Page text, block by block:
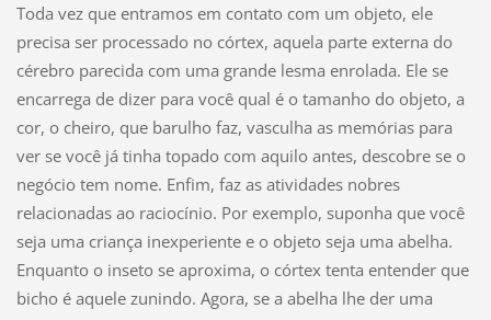
Toda vez que entramos em contato com um objeto, ele
precisa ser processado no córtex, aquela parte externa do
cérebro parecida com uma grande lesma enrolada. Ele se
encarrega de dizer para você qual é o tamanho do objeto, a
cor, o cheiro, que barulho faz, vasculha as memórias para
ver se você já tinha topado com aquilo antes, descobre se o
negócio tem nome. Enfim, faz as atividades nobres
relacionadas ao raciocínio. Por exemplo, suponha que você
seja uma criança inexperiente e o objeto seja uma abelha.
Enquanto o inseto se aproxima, o córtex tenta entender que
bicho é aquele zunindo. Agora, se a abelha lhe der uma